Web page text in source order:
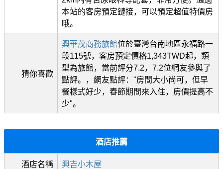
本站的客房預定鏈接，可以預定超值特價房
哦。
猜你喜歡
興華茂商務旅館位於臺灣台南地區永福路一
段115號，客房預定價格1,343TWD起，類
型為旅館，當前評分7.2，7.2位網友參與了
點評。，網友點評："房間大小尚可，但早
餐樣式好少，春節期間來入住，房價提高不
少"。
酒店推薦
酒店名稱 興吉小木屋